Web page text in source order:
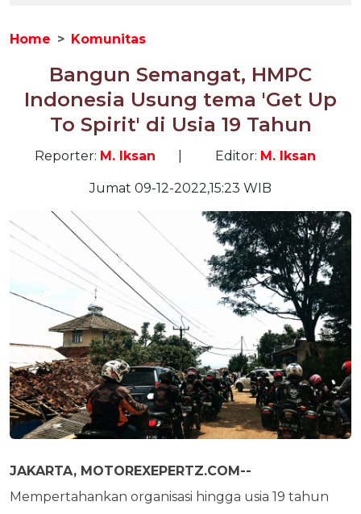
Home Komunitas
Bangun Semangat, HMPC
Indonesia Usung tema 'Get Up
To Spirit' di Usia 19 Tahun
Reporter: M. Iksan Editor: M. Iksan
Jumat 09-12-2022,15:23 WIB
JAKARTA, MOTOREXEPERTZ.COM--
Mempertahankan organisasi hingga usia 19 tahun